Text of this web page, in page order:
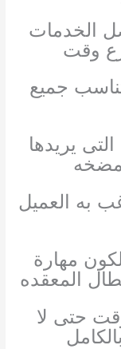
الخدمات
وقت
جميع
يريدها
به العميل
مهارة
المعقده
حتى لا